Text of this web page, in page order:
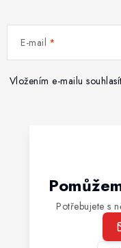
E-mail
Vložením e-mailu
Potřebujete s